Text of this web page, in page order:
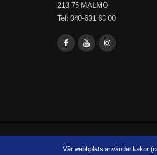
213 75 MALMÖ
Tel: 040-631 63 00
Vår webbplats använder kakor